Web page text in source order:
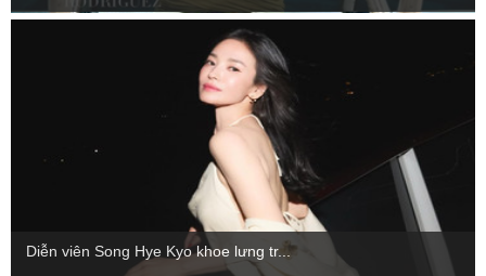
Diễn viên Song Hye Kyo khoe lưng tr...